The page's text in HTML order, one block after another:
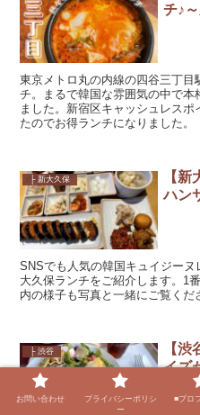
チ♪
東京メトロ丸の内線の四谷三丁
チ。まるで韓国な雰囲気の中で本
ました。新宿区キャッシュレス
たのでお得ランチになりました。
├ 新大久保
【
ハン
SNSでも人気の韓国キュイジー
大久保ランチをご紹介します。1
内の様子も写真と一緒にご覧くだ
├ 渋谷
【
イズ
お問い合わせ
プライバシーポリシ
ー
■プロ